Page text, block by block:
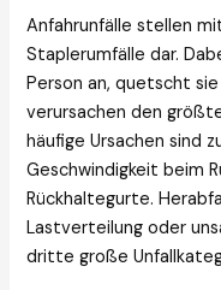
Anfahrunfälle stellen
Staplerumfälle dar.
Person an, quetscht
verursachen den
häufige Ursachen sind
Geschwindigkeit beim
Rückhaltegurte.
Lastverteilung oder
dritte große